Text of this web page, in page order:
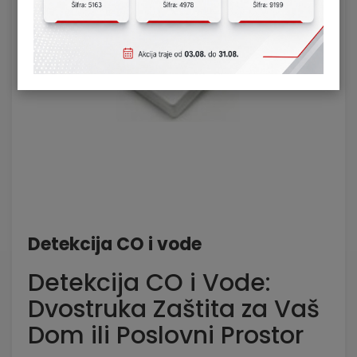
Detekcija CO i vode
Detekcija CO i Vode:
Dvostruka Zaštita za Vaš
Dom ili Poslovni Prostor